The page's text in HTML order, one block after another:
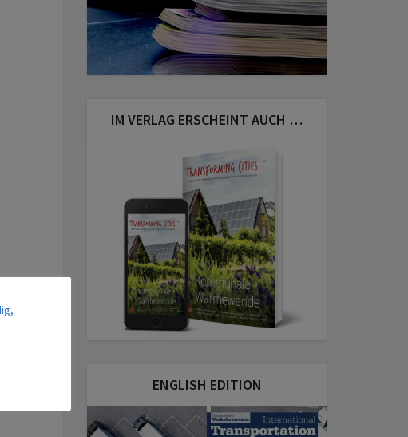
IM VERLAG ERSCHEINT AUCH …
ENGLISH EDITION